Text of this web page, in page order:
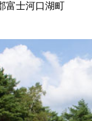
富士河口湖町